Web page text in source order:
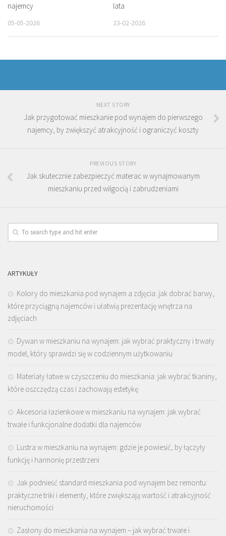
najemcy
05-05-2026
lata
23-02-2026
NEXT STORY
Jak przygotować mieszkanie pod wynajem do pierwszego
najemcy, by zwiększyć atrakcyjność i ograniczyć koszty
PREVIOUS STORY
Jak skutecznie zabezpieczyć materac w wynajmowanym
mieszkaniu przed wilgocią i zabrudzeniami
ARTYKUŁY
Kolory do mieszkania pod wynajem a zdjęcia: jak dobrać barwy,
które przyciągną najemców i ułatwią prezentację wnętrza na
zdjęciach
Dywan w mieszkaniu na wynajem: jak wybrać praktyczny i trwały
model, który sprawdzi się w codziennym użytkowaniu
Materiały łatwe w czyszczeniu do mieszkania: jak wybrać tkaniny,
które oszczędzą czas i zachowają estetykę
Akcesoria łazienkowe w mieszkaniu na wynajem: jak wybrać
trwałe i funkcjonalne dodatki dla najemców
Lustra w mieszkaniu na wynajem: gdzie je powiesić, by łączyły
funkcję i harmonię przestrzeni
Jak podnieść standard mieszkania pod wynajem bez remontu:
praktyczne triki i elementy, które zwiększają wartość i atrakcyjność
nieruchomości
Zasłony do mieszkania na wynajem – jak wybrać trwałe i